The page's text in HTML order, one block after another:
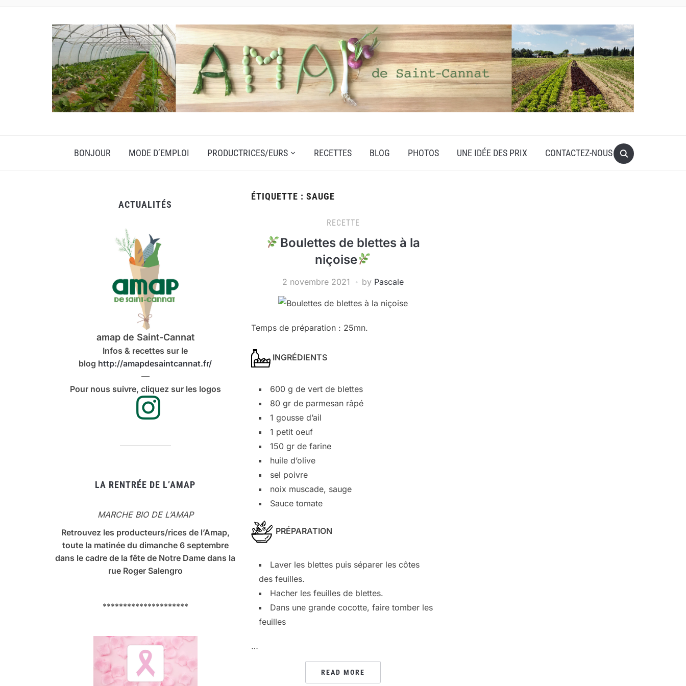
BONJOUR MODE D’EMPLOI PRODUCTRICES/EURS RECETTES BLOG PHOTOS UNE IDÉE DES PRIX CONTACTEZ-NOUS
ACTUALITÉS
amap de Saint-Cannat
Infos & recettes sur le
blog http://amapdesaintcannat.fr/
—
Pour nous suivre, cliquez sur les logos
LA RENTRÉE DE L’AMAP
MARCHE BIO DE L’AMAP
Retrouvez les producteurs/rices de l’Amap,
toute la matinée du dimanche 6 septembre
dans le cadre de la fête de Notre Dame dans la
rue Roger Salengro
*********************
ÉTIQUETTE : SAUGE
RECETTE
Boulettes de blettes à la
niçoise
2 novembre 2021 by Pascale
Temps de préparation : 25mn.
INGRÉDIENTS
600 g de vert de blettes
80 gr de parmesan râpé
1 gousse d’ail
1 petit oeuf
150 gr de farine
huile d’olive
sel poivre
noix muscade, sauge
Sauce tomate
PRÉPARATION
Laver les blettes puis séparer les côtes
des feuilles.
Hacher les feuilles de blettes.
Dans une grande cocotte, faire tomber les
feuilles
…
READ MORE